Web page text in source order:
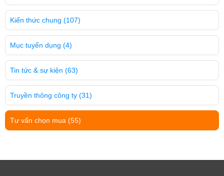
Kiến thức chung (107)
Mục tuyển dụng (4)
Tin tức & sự kiện (63)
Truyền thông công ty (31)
Tư vấn chọn mua (55)